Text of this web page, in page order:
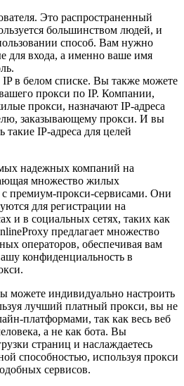
Это распространенный
большинством людей, и
способ. Вам нужно
для входа, а именно ваше имя
в белом списке. Вы также можете
прокси по IP. Компании,
прокси, назначают IP-адреса
заказывающему прокси. И вы
такие IP-адреса для целей
надежных компаний на
множество жилых
премиум-прокси-сервисами. Они
для регистрации на
и в социальных сетях, таких как
предлагает множество
операторов, обеспечивая вам
конфиденциальность в
индивидуально настроить
лучший платный прокси, вы не
платформами, так как весь веб
а не как бота. Вы
страниц и наслаждаетесь
способностью, используя прокси
сервисов.